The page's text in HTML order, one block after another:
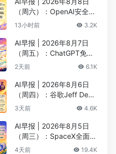
（周六）：OpenAI安全评
估暂停Astra开发、DeepS
资
13小时前 3.2K
AI早报 | 2026年8月7日
（周五）：ChatGPT免费
版升级GPT-5.6 Luna无限
萨比斯卸任CEO
2天前 6.1K
AI早报 | 2026年8月6日
（周四）：谷歌Jeff Dean
创办AI科学公司、Meta发
3天前 4.6K
AI早报 | 2026年8月5日
（周三）：SpaceX全面押
注英伟达布局太空AI、四
4天前 19.4K